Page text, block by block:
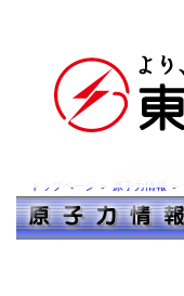
トップページ ＞ 原子力情報 ＞